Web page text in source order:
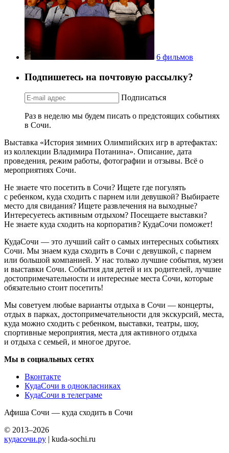
6 фильмов
Подпишетесь на почтовую рассылку?
Подписаться
Раз в неделю мы будем писать о предстоящих событиях
в Сочи.
Выставка «История зимних Олимпийских игр в артефактах:
из коллекции Владимира Потанина». Описание, дата
проведения, режим работы, фотографии и отзывы. Всё о
мероприятиях Сочи.
Не знаете что посетить в Сочи? Ищете где погулять
с ребенком, куда сходить с парнем или девушкой? Выбираете
место для свидания? Ищете развлечения на выходные?
Интересуетесь активным отдыхом? Посещаете выставки?
Не знаете куда сходить на корпоратив? КудаСочи поможет!
КудаСочи — это лучший сайт о самых интересных событиях
Сочи. Мы знаем куда сходить в Сочи с девушкой, с парнем
или большой компанией. У нас только лучшие события, музеи
и выставки Сочи. События для детей и их родителей, лучшие
достопримечательности и интересные места Сочи, которые
обязательно стоит посетить!
Мы советуем любые варианты отдыха в Сочи — концерты,
отдых в парках, достопримечательности для экскурсий, места,
куда можно сходить с ребенком, выставки, театры, шоу,
спортивные мероприятия, места для активного отдыха
и отдыха с семьей, и многое другое.
Мы в социальных сетях
Вконтакте
КудаСочи в однокласниках
КудаСочи в телеграме
Афиша Сочи — куда сходить в Сочи
© 2013–2026
кудасочи.ру | kuda-sochi.ru